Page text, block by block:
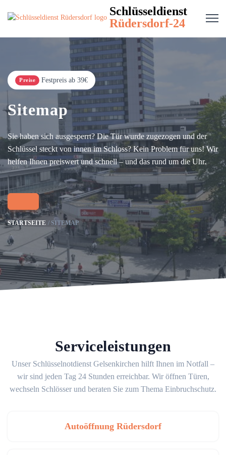
Schlüsseldienst
Rüdersdorf-24
Preise Festpreis ab 39€
Sitemap
Sie haben sich ausgesperrt? Die Tür wurde zugezogen und der
Schlüssel steckt von innen im Schloss? Kein Problem für uns! Wir
helfen Ihnen preiswert und schnell – und das rund um die Uhr.
STARTSEITE SITEMAP
Serviceleistungen
Unser Schlüsselnotdienst Gelsenkirchen hilft Ihnen im Notfall –
wir sind jeden Tag 24 Stunden erreichbar. Wir öffnen Türen,
wechseln Schlösser und beraten Sie zum Thema Einbruchschutz.
Autoöffnung Rüdersdorf